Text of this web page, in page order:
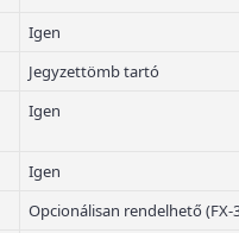
Igen
Jegyzettömb tartó
Igen
Igen
Opcionálisan rendelhető (FX-